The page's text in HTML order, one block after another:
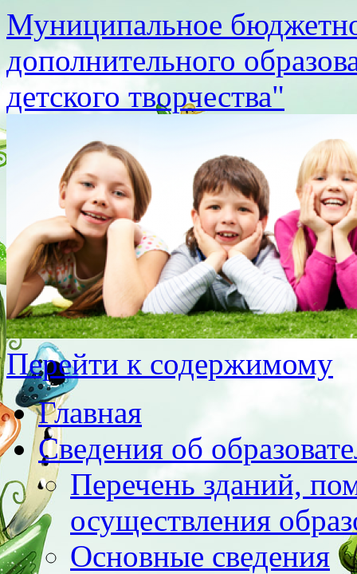
Муниципальное
дополнительного
детского творчества"
Перейти к содержимому
Главная
Сведения об
Перечень зданий,
осуществления
Основные сведения